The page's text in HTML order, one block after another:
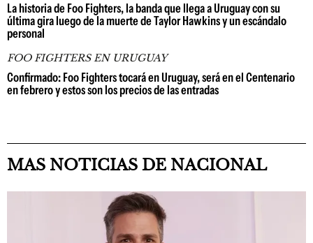
La historia de Foo Fighters, la banda que llega a Uruguay con su
última gira luego de la muerte de Taylor Hawkins y un escándalo
personal
FOO FIGHTERS EN URUGUAY
Confirmado: Foo Fighters tocará en Uruguay, será en el Centenario
en febrero y estos son los precios de las entradas
MAS NOTICIAS DE NACIONAL